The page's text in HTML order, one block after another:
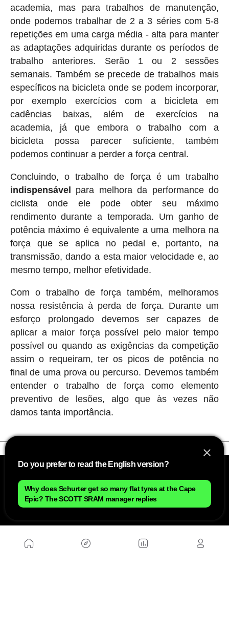
academia, mas para trabalhos de manutenção,
onde podemos trabalhar de 2 a 3 séries com 5-8
repetições em uma carga média - alta para manter
as adaptações adquiridas durante os períodos de
trabalho anteriores. Serão 1 ou 2 sessões
semanais. Também se precede de trabalhos mais
específicos na bicicleta onde se podem incorporar,
por exemplo exercícios com a bicicleta em
cadências baixas, além de exercícios na
academia, já que embora o trabalho com a
bicicleta possa parecer suficiente, também
podemos continuar a perder a força central.
Concluindo, o trabalho de força é um trabalho
indispensável para melhora da performance do
ciclista onde ele pode obter seu máximo
rendimento durante a temporada. Um ganho de
potência máximo é equivalente a uma melhora na
força que se aplica no pedal e, portanto, na
transmissão, dando a esta maior velocidade e, ao
mesmo tempo, melhor efetividade.
Com o trabalho de força também, melhoramos
nossa resistência à perda de força. Durante um
esforço prolongado devemos ser capazes de
aplicar a maior força possível pelo maior tempo
possível ou quando as exigências da competição
assim o requeiram, ter os picos de potência no
final de uma prova ou percurso. Devemos também
entender o trabalho de força como elemento
preventivo de lesões, algo que às vezes não
damos tanta importância.
Do you prefer to read the English version?
Why does Schurter get so many flat tyres at the Cape
Epic? The SCOTT SRAM manager replies